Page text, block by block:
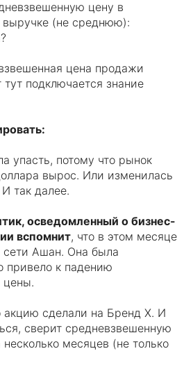
цену в
выручке (не среднюю):
цена продажи
подключается знание
упасть, потому что рынок
вырос. Или изменилась
так далее.
осведомленный о бизнес-
вспомнит, что в этом месяце
сети Ашан. Она была
привело к падению
цены.
акцию сделали на Бренд Х. И
сверит средневзвешенную
месяцев (не только